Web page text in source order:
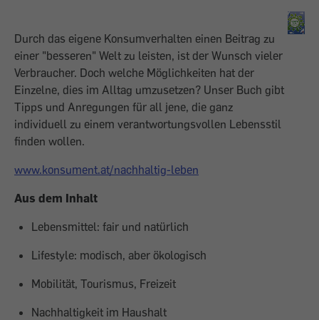
Durch das eigene Konsumverhalten einen Beitrag zu
einer "besseren" Welt zu leisten, ist der Wunsch vieler
Verbraucher. Doch welche Möglichkeiten hat der
Einzelne, dies im Alltag umzusetzen? Unser Buch gibt
Tipps und Anregungen für all jene, die ganz
individuell zu einem verantwortungsvollen Lebensstil
finden wollen.
www.konsument.at/nachhaltig-leben
Aus dem Inhalt
Lebensmittel: fair und natürlich
Lifestyle: modisch, aber ökologisch
Mobilität, Tourismus, Freizeit
Nachhaltigkeit im Haushalt